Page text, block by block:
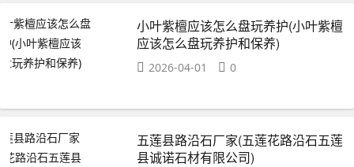
小叶紫檀应该怎么盘玩养护(小叶紫檀
应该怎么盘玩养护和保养)
2026-04-01 0
五莲县路沿石厂家(五莲花路沿石五莲
县诚诺石材有限公司)